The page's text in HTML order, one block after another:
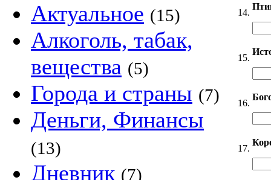
Актуальное (15)
Алкоголь, табак,
вещества (5)
Города и страны (7)
Деньги, Финансы
(13)
Дневник (7)
14.
15.
16.
17.